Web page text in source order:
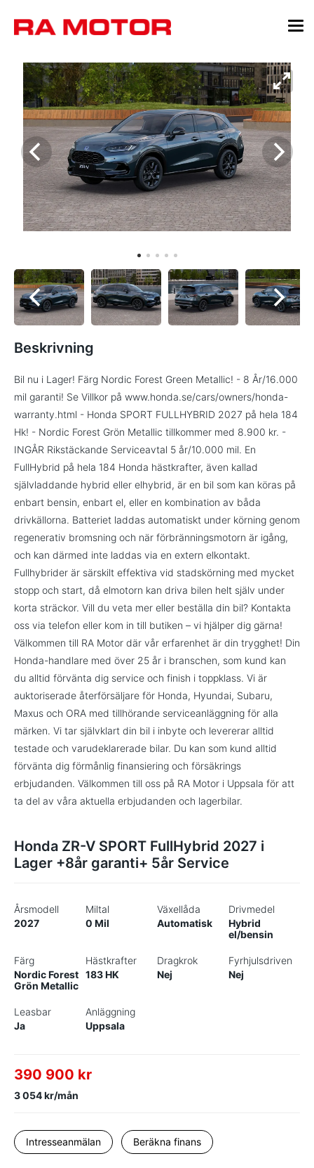
Beskrivning
Bil nu i Lager! Färg Nordic Forest Green Metallic! - 8 År/16.000
mil garanti! Se Villkor på www.honda.se/cars/owners/honda-
warranty.html - Honda SPORT FULLHYBRID 2027 på hela 184
Hk! - Nordic Forest Grön Metallic tillkommer med 8.900 kr. -
INGÅR Rikstäckande Serviceavtal 5 år/10.000 mil. En
FullHybrid på hela 184 Honda hästkrafter, även kallad
självladdande hybrid eller elhybrid, är en bil som kan köras på
enbart bensin, enbart el, eller en kombination av båda
drivkällorna. Batteriet laddas automatiskt under körning genom
regenerativ bromsning och när förbränningsmotorn är igång,
och kan därmed inte laddas via en extern elkontakt.
Fullhybrider är särskilt effektiva vid stadskörning med mycket
stopp och start, då elmotorn kan driva bilen helt själv under
korta sträckor. Vill du veta mer eller beställa din bil? Kontakta
oss via telefon eller kom in till butiken – vi hjälper dig gärna!
Välkommen till RA Motor där vår erfarenhet är din trygghet! Din
Honda-handlare med över 25 år i branschen, som kund kan
du alltid förvänta dig service och finish i toppklass. Vi är
auktoriserade återförsäljare för Honda, Hyundai, Subaru,
Maxus och ORA med tillhörande serviceanläggning för alla
märken. Vi tar självklart din bil i inbyte och levererar alltid
testade och varudeklarerade bilar. Du kan som kund alltid
förvänta dig förmånlig finansiering och försäkrings
erbjudanden. Välkommen till oss på RA Motor i Uppsala för att
ta del av våra aktuella erbjudanden och lagerbilar.
Honda ZR-V SPORT FullHybrid 2027 i
Lager +8år garanti+ 5år Service
Årsmodell
2027
Miltal
0 Mil
Växellåda
Automatisk
Drivmedel
Hybrid
el/bensin
Färg
Nordic Forest
Grön Metallic
Hästkrafter
183 HK
Dragkrok
Nej
Fyrhjulsdriven
Nej
Leasbar
Ja
Anläggning
Uppsala
390 900 kr
3 054 kr/mån
Intresseanmälan Beräkna finans